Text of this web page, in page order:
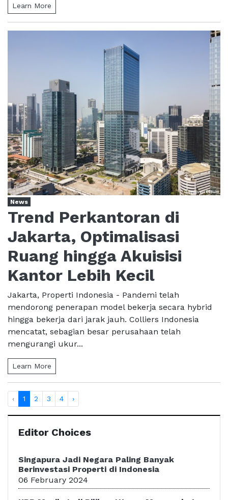
Learn More
News
Trend Perkantoran di
Jakarta, Optimalisasi
Ruang hingga Akuisisi
Kantor Lebih Kecil
Jakarta, Properti Indonesia - Pandemi telah
mendorong penerapan model bekerja secara hybrid
hingga bekerja dari jarak jauh. Colliers Indonesia
mencatat, sebagian besar perusahaan telah
mengurangi ukur...
Learn More
‹ 1 2 3 4 ›
Editor Choices
Singapura Jadi Negara Paling Banyak
Berinvestasi Properti di Indonesia
06 February 2024